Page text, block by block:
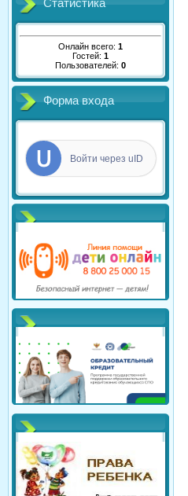
Статистика
Онлайн всего: 1
Гостей: 1
Пользователей: 0
Форма входа
Войти через uID